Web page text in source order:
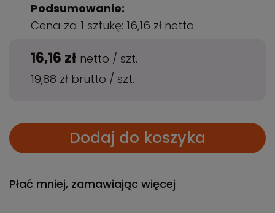
Podsumowanie:
Cena za 1 sztukę: 16,16 zł netto
16,16 zł netto / szt.
19,88 zł brutto / szt.
Dodaj do koszyka
Płać mniej, zamawiając więcej